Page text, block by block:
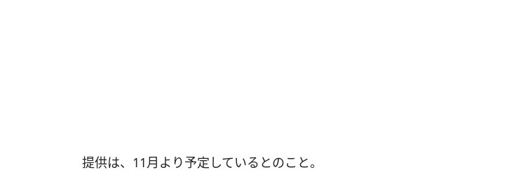
提供は、11月より予定しているとのこと。